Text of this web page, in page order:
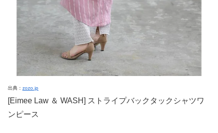
出典： zozo.jp
[Eimee Law ＆ WASH] ストライプバックタックシャツワ
ンピース